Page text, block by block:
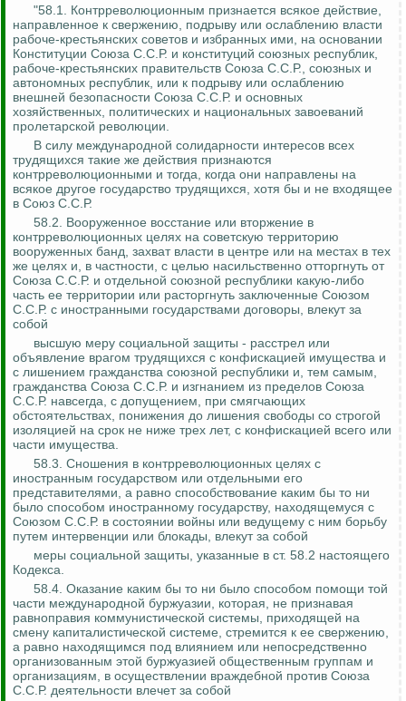
"58.1. Контрреволюционным признается всякое действие,
направленное к свержению, подрыву или ослаблению власти
рабоче-крестьянских советов и избранных ими, на основании
Конституции Союза С.С.Р. и конституций союзных республик,
рабоче-крестьянских правительств Союза С.С.Р., союзных и
автономных республик, или к подрыву или ослаблению
внешней безопасности Союза С.С.Р. и основных
хозяйственных, политических и национальных завоеваний
пролетарской революции.
В силу международной солидарности интересов всех
трудящихся такие же действия признаются
контрреволюционными и тогда, когда они направлены на
всякое другое государство трудящихся, хотя бы и не входящее
в Союз С.С.Р.
58.2. Вооруженное восстание или вторжение в
контрреволюционных целях на советскую территорию
вооруженных банд, захват власти в центре или на местах в тех
же целях и, в частности, с целью насильственно отторгнуть от
Союза С.С.Р. и отдельной союзной республики какую-либо
часть ее территории или расторгнуть заключенные Союзом
С.С.Р. с иностранными государствами договоры, влекут за
собой
высшую меру социальной защиты - расстрел или
объявление врагом трудящихся с конфискацией имущества и
с лишением гражданства союзной республики и, тем самым,
гражданства Союза С.С.Р. и изгнанием из пределов Союза
С.С.Р. навсегда, с допущением, при смягчающих
обстоятельствах, понижения до лишения свободы со строгой
изоляцией на срок не ниже трех лет, с конфискацией всего или
части имущества.
58.3. Сношения в контрреволюционных целях с
иностранным государством или отдельными его
представителями, а равно способствование каким бы то ни
было способом иностранному государству, находящемуся с
Союзом С.С.Р. в состоянии войны или ведущему с ним борьбу
путем интервенции или блокады, влекут за собой
меры социальной защиты, указанные в ст. 58.2 настоящего
Кодекса.
58.4. Оказание каким бы то ни было способом помощи той
части международной буржуазии, которая, не признавая
равноправия коммунистической системы, приходящей на
смену капиталистической системе, стремится к ее свержению,
а равно находящимся под влиянием или непосредственно
организованным этой буржуазией общественным группам и
организациям, в осуществлении враждебной против Союза
С.С.Р. деятельности влечет за собой